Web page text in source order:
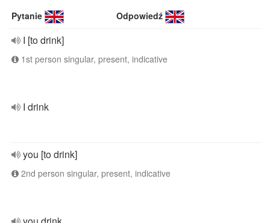
Pytanie Odpowiedź
I [to drink]
1st person singular, present, indicative
I drink
you [to drink]
2nd person singular, present, indicative